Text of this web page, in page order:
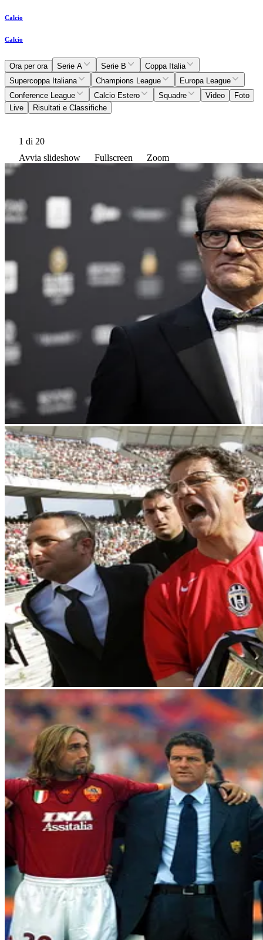
Calcio
Calcio
Ora per ora Serie A Serie B
Coppa Italia
Supercoppa Italiana
Champions League
Europa League
Conference League
Calcio Estero Squadre Video
Foto
Live
Risultati e Classifiche
1 di 20
Avvia slideshow
Fullscreen Zoom